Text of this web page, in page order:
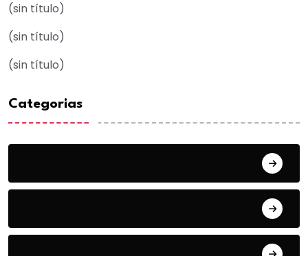
(sin título)
(sin título)
(sin título)
Categorias